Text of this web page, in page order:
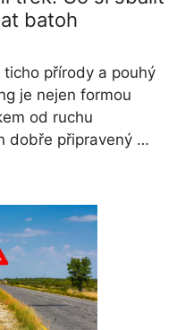
batoh
přírody a pouhý
je nejen formou
od ruchu
dobře připravený …